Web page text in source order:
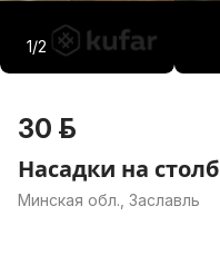
1/2
30 р.
Насадки на столб
Минская обл., Заславль